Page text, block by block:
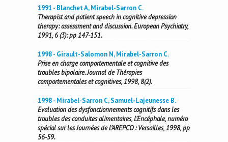
1991 - Blanchet A, Mirabel-Sarron C.
Therapist and patient speech in cognitive depression
therapy: assessment and discussion. European Psychiatry,
1991, 6 (3): pp 147-151.
1998 - Girault-Salomon N, Mirabel-Sarron C.
Prise en charge comportementale et cognitive des
troubles bipolaire. Journal de Thérapies
comportementales et cognitives, 1998, 8(2).
1998 - Mirabel-Sarron C, Samuel-Lajeunesse B.
Evaluation des dysfonctionnements cognitifs dans les
troubles des conduites alimentaires, L’Encéphale, numéro
spécial sur les Journées de l’AREPCO : Versailles, 1998, pp
56-59.